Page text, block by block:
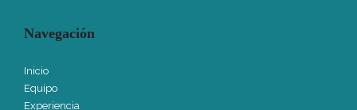
Navegación
Inicio
Equipo
Experiencia